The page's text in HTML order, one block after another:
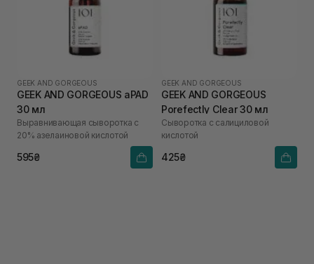
GEEK AND GORGEOUS
GEEK AND GORGEOUS aPAD
30 мл
Выравнивающая сыворотка с
20% азелаиновой кислотой
595₴
GEEK AND GORGEOUS
GEEK AND GORGEOUS
Porefectly Clear 30 мл
Сыворотка с салициловой
кислотой
425₴